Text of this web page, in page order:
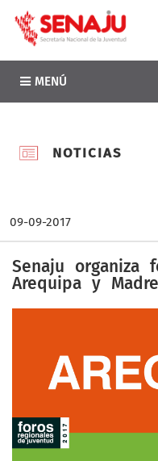
MENÚ
NOTICIAS
09-09-2017
Senaju organiza
Arequipa y